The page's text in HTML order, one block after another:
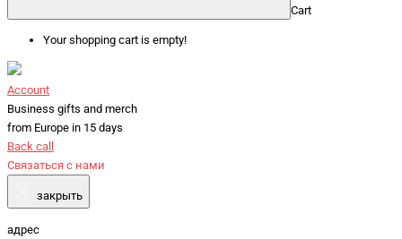
Cart
Your shopping cart is empty!
Account
Business gifts and merch
from Europe in 15 days
Back call
Связаться с нами
закрыть
адрес